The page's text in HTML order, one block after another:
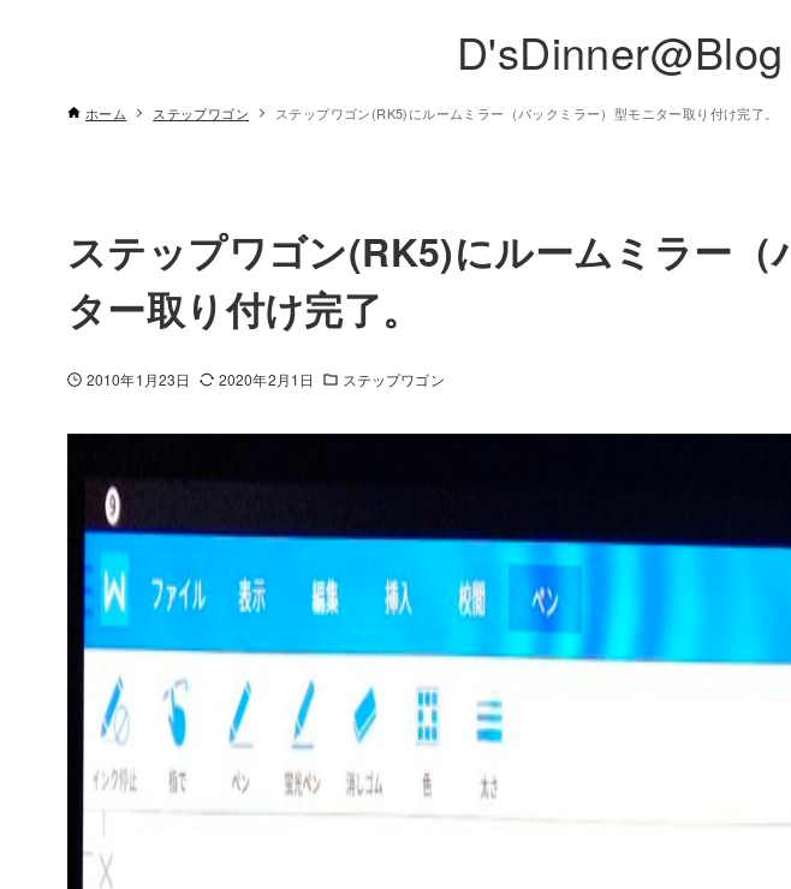
D'sDinner@Blog
ホーム ステップワゴン ステップワゴン(RK5)にルームミラー（バックミラー）型モニター取り付け完了。
ステップワゴン(RK5)にルームミラー（
ター取り付け完了。
2010年1月23日 2020年2月1日 ステップワゴン